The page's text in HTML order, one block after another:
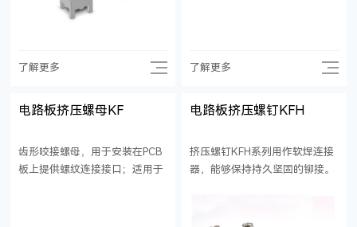
且经济高效。
了解更多
了解更多
电路板挤压螺母KF
齿形咬接螺母，用于安装在PCB
板上提供螺纹连接接口；适用于
电路板挤压螺钉KFH
挤压螺钉KFH系列用作软焊连接
器，能够保持持久坚固的铆接。